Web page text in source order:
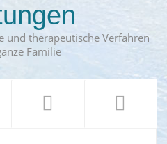
und therapeutische Verfahren
Familie